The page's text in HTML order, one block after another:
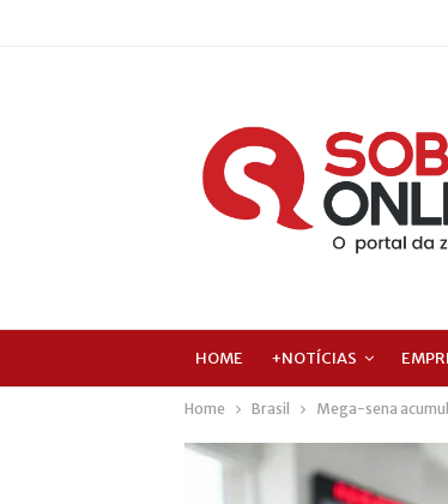
HOME +NOTÍCIAS
Home Brasil Mega-sena